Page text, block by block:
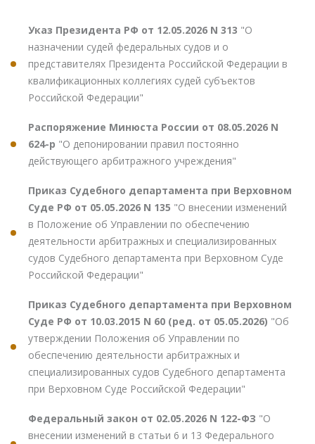
Указ Президента РФ от 12.05.2026 N 313 "О
назначении судей федеральных судов и о
представителях Президента Российской Федерации в
квалификационных коллегиях судей субъектов
Российской Федерации"
Распоряжение Минюста России от 08.05.2026 N
624-р "О депонировании правил постоянно
действующего арбитражного учреждения"
Приказ Судебного департамента при Верховном
Суде РФ от 05.05.2026 N 135 "О внесении изменений
в Положение об Управлении по обеспечению
деятельности арбитражных и специализированных
судов Судебного департамента при Верховном Суде
Российской Федерации"
Приказ Судебного департамента при Верховном
Суде РФ от 10.03.2015 N 60 (ред. от 05.05.2026) "Об
утверждении Положения об Управлении по
обеспечению деятельности арбитражных и
специализированных судов Судебного департамента
при Верховном Суде Российской Федерации"
Федеральный закон от 02.05.2026 N 122-ФЗ "О
внесении изменений в статьи 6 и 13 Федерального